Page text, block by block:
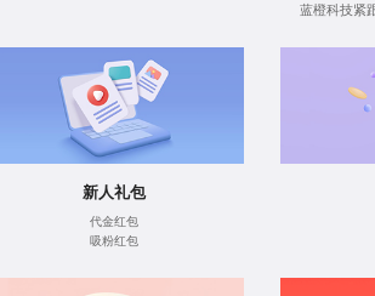
蓝橙科技紧
新人礼包
代金红包
吸粉红包